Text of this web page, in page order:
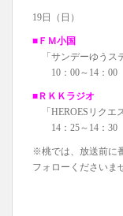
19日（日）
■ＦＭ小国
「サンデーゆうス
10：00～14：00
■ＲＫＫラジオ
「HEROESリクエ
14：25～14：30
※桃では、放送前に
フォローくださいま